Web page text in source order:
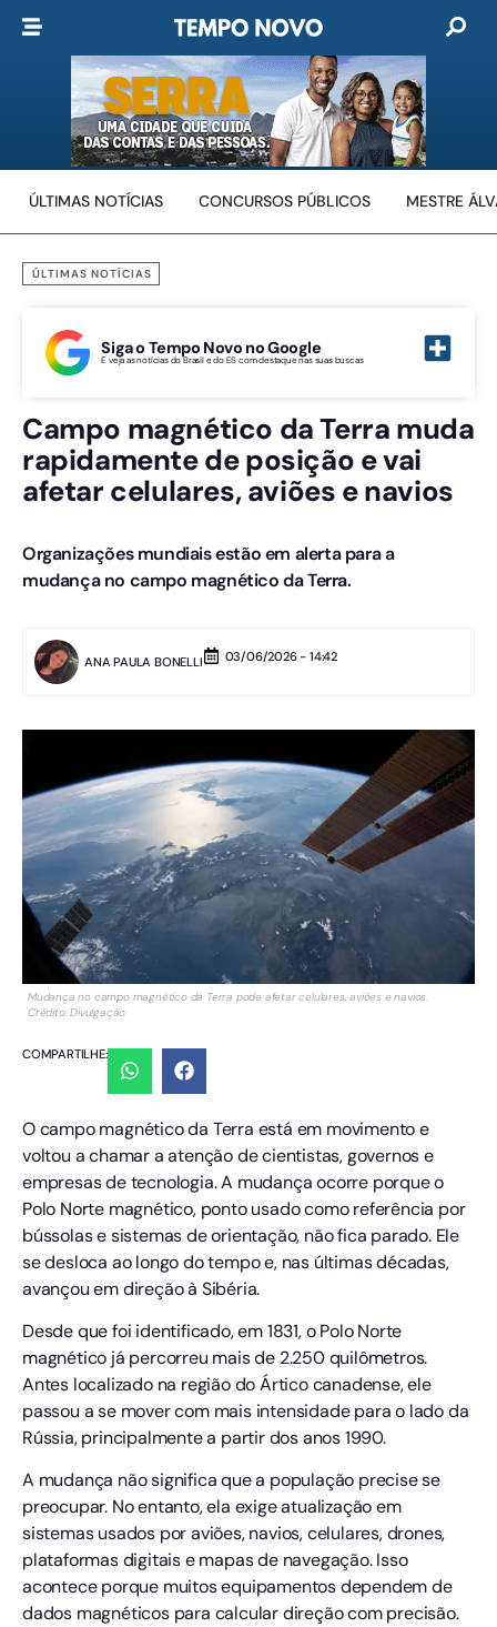
ÚLTIMAS NOTÍCIAS CONCURSOS PÚBLICOS MESTRE
ÚLTIMAS NOTÍCIAS
Siga o Tempo Novo no Google
E veja as notícias do Brasil e do ES com destaque nas suas buscas
Campo magnético da Terra muda
rapidamente de posição e vai
afetar celulares, aviões e navios
Organizações mundiais estão em alerta para a
mudança no campo magnético da Terra.
ANA PAULA BONELLI 03/06/2026 - 14:42
Mudança no campo magnético da Terra pode afetar celulares, aviões e navios.
Crédito: Divulgação
COMPARTILHE:
O campo magnético da Terra está em movimento e
voltou a chamar a atenção de cientistas, governos e
empresas de tecnologia. A mudança ocorre porque o
Polo Norte magnético, ponto usado como referência por
bússolas e sistemas de orientação, não fica parado. Ele
se desloca ao longo do tempo e, nas últimas décadas,
avançou em direção à Sibéria.
Desde que foi identificado, em 1831, o Polo Norte
magnético já percorreu mais de 2.250 quilômetros.
Antes localizado na região do Ártico canadense, ele
passou a se mover com mais intensidade para o lado da
Rússia, principalmente a partir dos anos 1990.
A mudança não significa que a população precise se
preocupar. No entanto, ela exige atualização em
sistemas usados por aviões, navios, celulares, drones,
plataformas digitais e mapas de navegação. Isso
acontece porque muitos equipamentos dependem de
dados magnéticos para calcular direção com precisão.